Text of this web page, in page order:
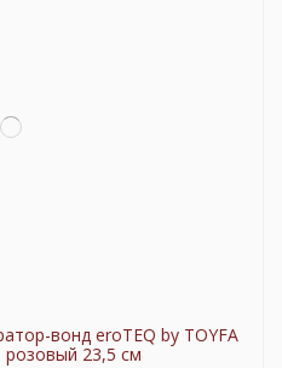
вонд eroTEQ by TOYFA
розовый 23,5 см